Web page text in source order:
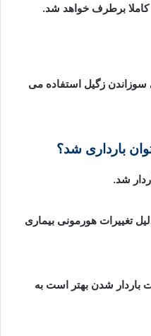
برطرف خواهد شد.
سوزاندن زگیل استفاده می
بارداری شد؟
شد.
تغییرات هورمونی بیماری
باردار شدن بهتر است به